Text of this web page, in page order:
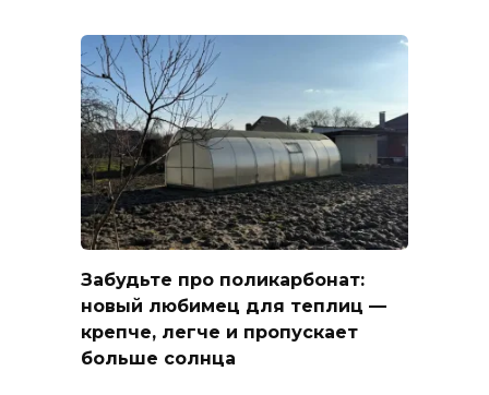
Забудьте про поликарбонат:
новый любимец для теплиц —
крепче, легче и пропускает
больше солнца